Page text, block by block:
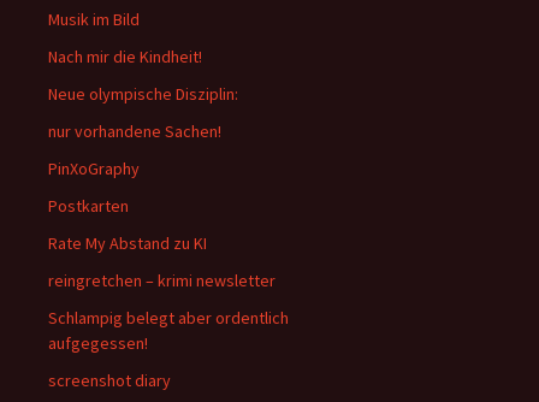
Musik im Bild
Nach mir die Kindheit!
Neue olympische Disziplin:
nur vorhandene Sachen!
PinXoGraphy
Postkarten
Rate My Abstand zu KI
reingretchen – krimi newsletter
Schlampig belegt aber ordentlich
aufgegessen!
screenshot diary